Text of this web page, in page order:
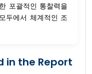
포괄적인 통찰력을
두에서 체계적인 조
in the Report